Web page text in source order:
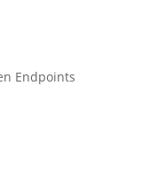
Endpoints